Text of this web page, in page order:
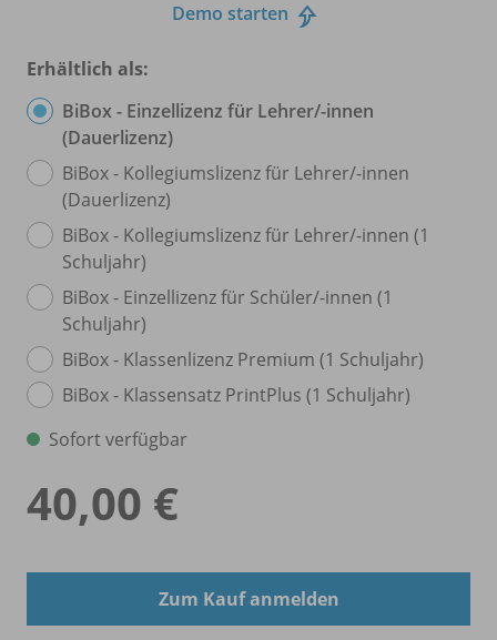
Demo starten
Erhältlich als:
BiBox - Einzellizenz für Lehrer/-innen
(Dauerlizenz)
BiBox - Kollegiumslizenz für Lehrer/-innen
(Dauerlizenz)
BiBox - Kollegiumslizenz für Lehrer/-innen (1
Schuljahr)
BiBox - Einzellizenz für Schüler/-innen (1
Schuljahr)
BiBox - Klassenlizenz Premium (1 Schuljahr)
BiBox - Klassensatz PrintPlus (1 Schuljahr)
Sofort verfügbar
40,00 €
Zum Kauf anmelden